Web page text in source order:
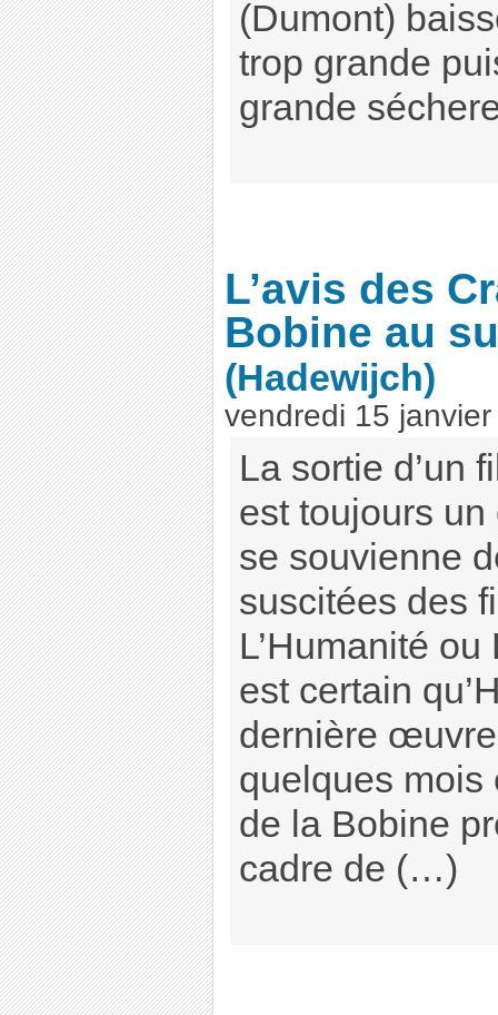
(Dumont)
trop grande
grande
L’avis des
Bobine au
(Hadewijch)
vendredi 15
La sortie d’un
est toujours un
se souvienne
suscitées des
L’Humanité
est certain
dernière
quelques mois
de la Bobine
cadre de (…)